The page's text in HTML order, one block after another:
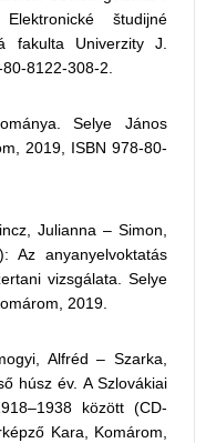
študijné
fakulta Univerzity J.
8122-308-2.
Selye János
2019, ISBN 978-80-
Julianna – Simon,
Az anyanyelvoktatás
vizsgálata. Selye
2019.
Alfréd – Szarka,
húsz év. A Szlovákiai
között (CD-
Kara, Komárom,